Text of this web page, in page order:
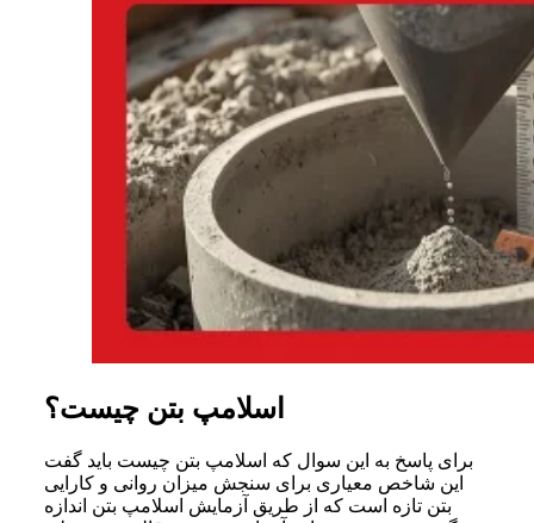
اسلامپ بتن چیست؟
برای پاسخ به این سوال که اسلامپ بتن چیست باید گفت
این شاخص معیاری برای سنجش میزان روانی و کارایی
بتن تازه است که از طریق آزمایش اسلامپ بتن اندازه